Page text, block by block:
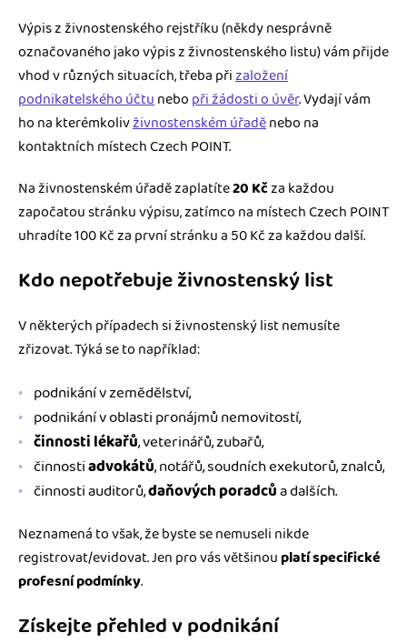
Výpis z živnostenského rejstříku (někdy nesprávně
označovaného jako výpis z živnostenského listu) vám přijde
vhod v různých situacích, třeba přizaložení
podnikatelského účtunebo při žádosti o úvěr. Vydají vám
ho na kterémkolivživnostenském úřaděnebo na
kontaktních místech Czech POINT.
Na živnostenském úřadě zaplatíte20 Kčza každou
započatou stránku výpisu, zatímco na místech Czech POINT
uhradíte 100 Kč za první stránku a 50 Kč za každou další.
Kdo nepotřebuje živnostenský list
V některých případech si živnostenský list nemusíte
zřizovat. Týká se to například:
podnikání v zemědělství,
podnikání v oblasti pronájmů nemovitostí,
činnosti lékařů, veterinářů, zubařů,
činnostiadvokátů, notářů, soudních exekutorů, znalců,
činnosti auditorů,daňových poradcůa dalších.
Neznamená to však, že byste se nemuseli nikde
registrovat/evidovat. Jen pro vás většinouplatí specifické
profesní podmínky.
Získejte přehled v podnikání